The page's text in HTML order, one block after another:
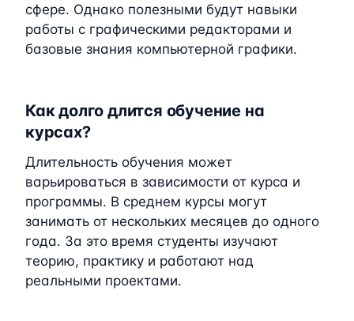
сфере. Однако полезными будут навыки
работы с графическими редакторами и
базовые знания компьютерной графики.
Как долго длится обучение на
курсах?
Длительность обучения может
варьироваться в зависимости от курса и
программы. В среднем курсы могут
занимать от нескольких месяцев до одного
года. За это время студенты изучают
теорию, практику и работают над
реальными проектами.